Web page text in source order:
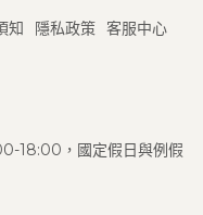
知 隱私政策 客服中心
18:00，國定假日與例假